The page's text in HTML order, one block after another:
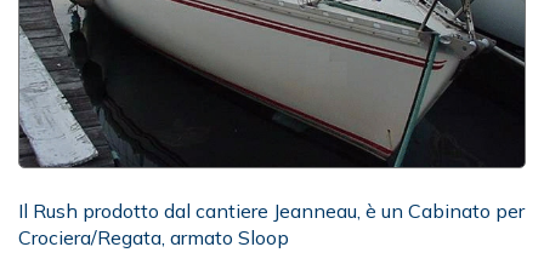
Il Rush prodotto dal cantiere Jeanneau, è un Cabinato per
Crociera/Regata, armato Sloop